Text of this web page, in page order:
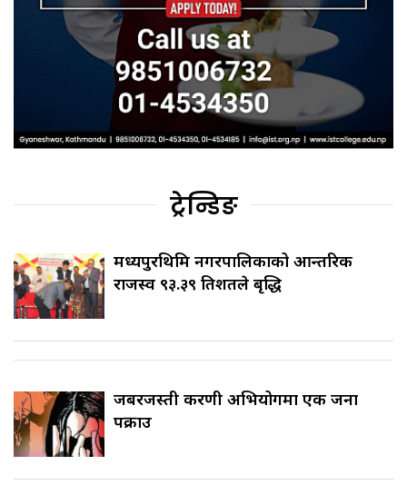
ट्रेन्डिङ
मध्यपुरथिमि नगरपालिकाको आन्तरिक
राजस्व ९३.३९ प्रतिशतले बृद्धि
जबरजस्ती करणी अभियोगमा एक जना
पक्राउ